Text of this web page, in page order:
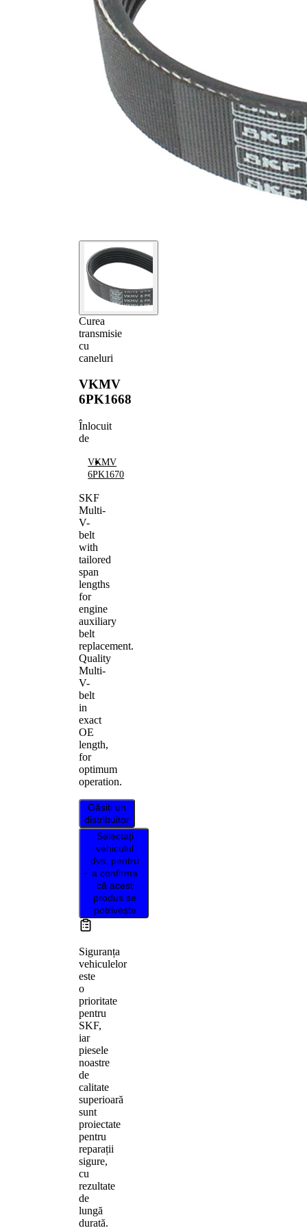
Curea
transmisie
cu
caneluri
VKMV
6PK1668
Înlocuit
de
VKMV
6PK1670
SKF
Multi-
V-
belt
with
tailored
span
lengths
for
engine
auxiliary
belt
replacement.
Quality
Multi-
V-
belt
in
exact
OE
length,
for
optimum
operation.
Găsiți un
distribuitor
Selectați
vehiculul
dvs. pentru
a confirma
că acest
produs se
potrivește
Siguranța
vehiculelor
este
o
prioritate
pentru
SKF,
iar
piesele
noastre
de
calitate
superioară
sunt
proiectate
pentru
reparații
sigure,
cu
rezultate
de
lungă
durată.